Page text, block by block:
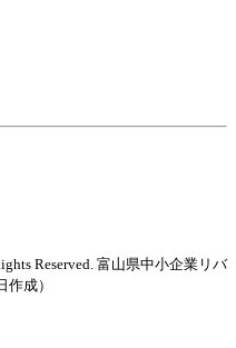
Reserved. 富山県中小企業リバ
成）